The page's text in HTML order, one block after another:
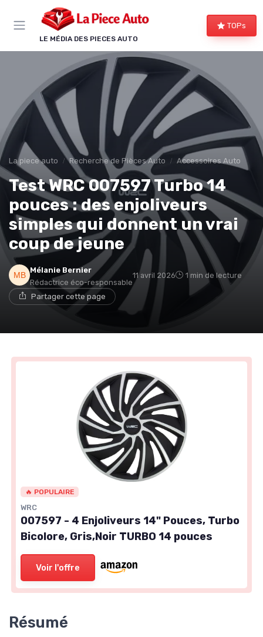
LE MÉDIA DES PIECES AUTO
TOPs
La piece auto Recherche de Pièces Auto Accessoires Auto
Test WRC 007597 Turbo 14
pouces : des enjoliveurs
simples qui donnent un vrai
coup de jeune
Mélanie Bernier
Rédactrice éco-responsable
11 avril 2026 1 min de lecture
Partager cette page
🔥 POPULAIRE
WRC
007597 - 4 Enjoliveurs 14" Pouces, Turbo
Bicolore, Gris,Noir TURBO 14 pouces
Voir l'offre
Résumé
Panneau de gestion des cookies